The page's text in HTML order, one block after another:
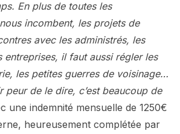
En plus de toutes les
incombent, les projets de
avec les administrés, les
entreprises, il faut aussi régler les
les petites guerres de voisinage…
peur de le dire, c’est beaucoup de
une indemnité mensuelle de 1250€
heureusement complétée par